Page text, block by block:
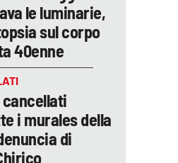
le luminarie,
sul corpo
40enne
cancellati
i murales della
di